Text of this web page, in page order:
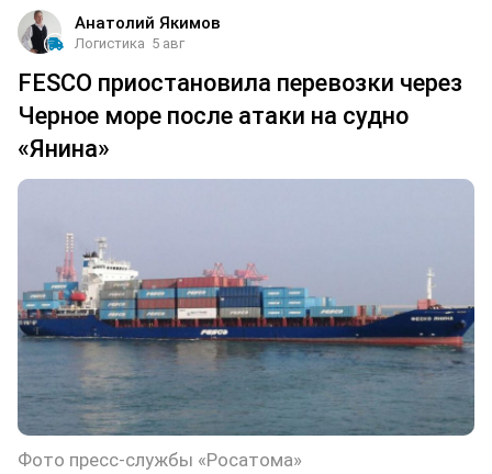
Анатолий Якимов
Логистика 5 авг
FESCO приостановила перевозки через
Черное море после атаки на судно
«Янина»
Фото пресс-службы «Росатома»